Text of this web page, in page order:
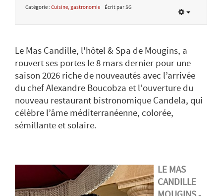
Catégorie : Cuisine, gastronomie Écrit par SG
Le Mas Candille, l'hôtel & Spa de Mougins, a
rouvert ses portes le 8 mars dernier pour une
saison 2026 riche de nouveautés avec l’arrivée
du chef Alexandre Boucobza et l’ouverture du
nouveau restaurant bistronomique Candela, qui
célèbre l’âme méditerranéenne, colorée,
sémillante et solaire.
LE MAS
CANDILLE